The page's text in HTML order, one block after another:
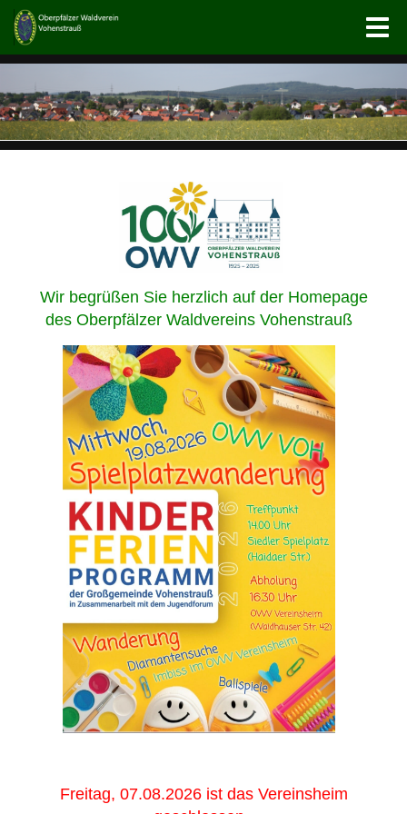
Wir begrüßen Sie herzlich auf der Homepage
des Oberpfälzer Waldvereins Vohenstrauß
Freitag, 07.08.2026 ist das Vereinsheim